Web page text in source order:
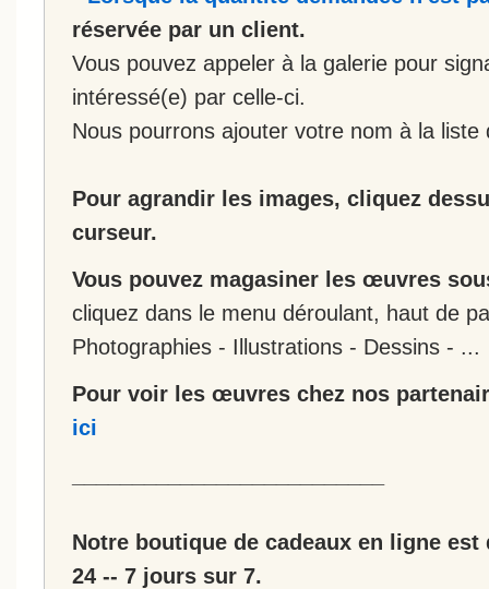
réservée par un client.
Vous pouvez appeler à la galerie pour
intéressé(e) par celle-ci.
Nous pourrons ajouter votre nom à la liste
Pour agrandir les images, cliquez
curseur.
Vous pouvez magasiner les œuvres
cliquez dans le menu déroulant, haut de
Photographies - Illustrations - Dessins - ...
Pour voir les œuvres chez nos
ici
Notre boutique de cadeaux en ligne
24 -- 7 jours sur 7.